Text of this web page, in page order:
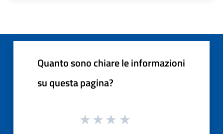
Quanto sono chiare le informazioni
su questa pagina?